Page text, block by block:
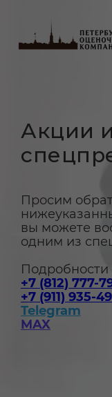
Акции и
Просим
вы можете
одним из
+7 (812) 777-
+7 (911) 935-
Telegram
MAX